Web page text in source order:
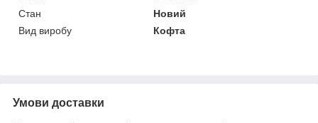
Стан
Новий
Вид виробу
Кофта
Умови доставки